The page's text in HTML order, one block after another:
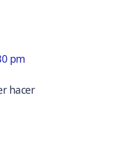
pm
hacer